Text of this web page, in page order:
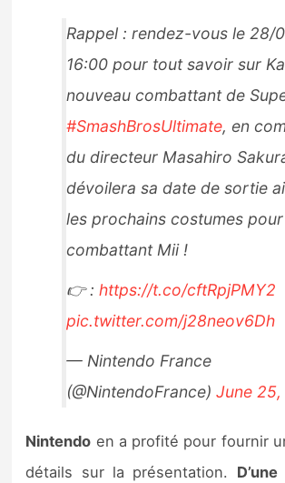
GuidesRappel : rendez-vous le 28/
16:00 pour tout savoir sur
nouveau combattant de
#SmashBrosUltimate, en
du directeur Masahiro
dévoilera sa date de sortie
les prochains costumes pour
combattant Mii !
👉 :https://t.co/cftRpjPMY2
pic.twitter.com/j28neov6Dh
— Nintendo France
(@NintendoFrance)June 25,
Nintendo en a profité pour fournir
détails sur la présentation.